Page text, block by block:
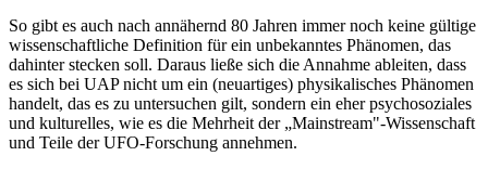
So gibt es auch nach annähernd 80 Jahren immer noch keine gültige
wissenschaftliche Definition für ein unbekanntes Phänomen, das
dahinter stecken soll. Daraus ließe sich die Annahme ableiten, dass
es sich bei UAP nicht um ein (neuartiges) physikalisches Phänomen
handelt, das es zu untersuchen gilt, sondern ein eher psychosoziales
und kulturelles, wie es die Mehrheit der „Mainstream"-Wissenschaft
und Teile der UFO-Forschung annehmen.